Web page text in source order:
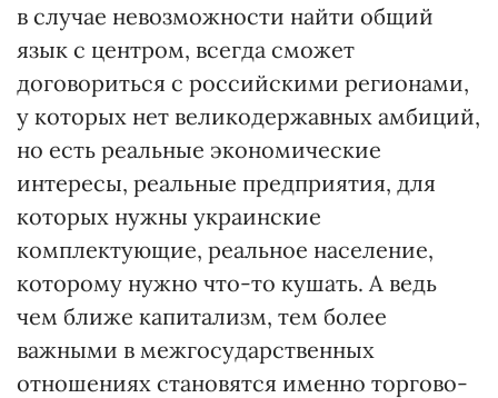
в случае невозможности найти общий
язык с центром, всегда сможет
договориться с российскими регионами,
у которых нет великодержавных амбиций,
но есть реальные экономические
интересы, реальные предприятия, для
которых нужны украинские
комплектующие, реальное население,
которому нужно что-то кушать. А ведь
чем ближе капитализм, тем более
важными в межгосударственных
отношениях становятся именно торгово-